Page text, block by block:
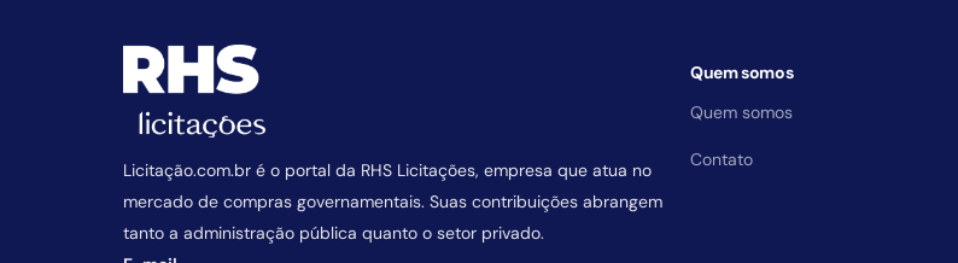
Licitação.com.br é o portal da RHS Licitações, empresa que atua no
mercado de compras governamentais. Suas contribuições abrangem
tanto a administração pública quanto o setor privado.
Quem somos
Quem somos
Contato